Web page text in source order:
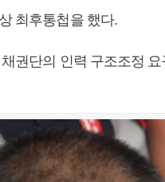
최후통첩을 했다.
권단의 인력 구조조정 요